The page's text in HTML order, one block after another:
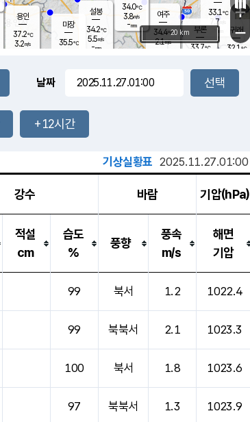
33.1℃
7.7m/s
mm
부론
33.7℃
-mm
용인
37.2℃
3.2m/s
여주
34.4℃
2.1m/s
장호원
34.0℃
3.8m/s
-mm
마장
35.5℃
설봉
34.2℃
5.5m/s
-mm
귀래
32.1 ℃
+
−
20 km
날짜
+12시간
기상실황표 2025.11.27.01:00
강수 바람 기압(hPa)
적설
cm
습도
%
풍향
풍속
m/s
해면
기압
99 북서 1.2 1022.4
99 북북서 2.1 1023.3
100 북서 1.8 1023.6
97 북북서 1.3 1023.9